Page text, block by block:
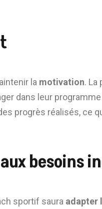
la motivation. La
dans leur programme
progrès réalisés, ce
besoins
sportif saura adapter